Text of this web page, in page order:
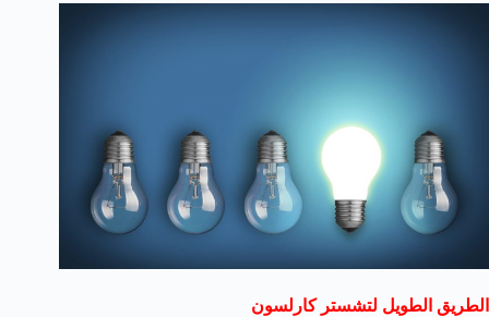
الطريق الطويل لتشستر كارلسون